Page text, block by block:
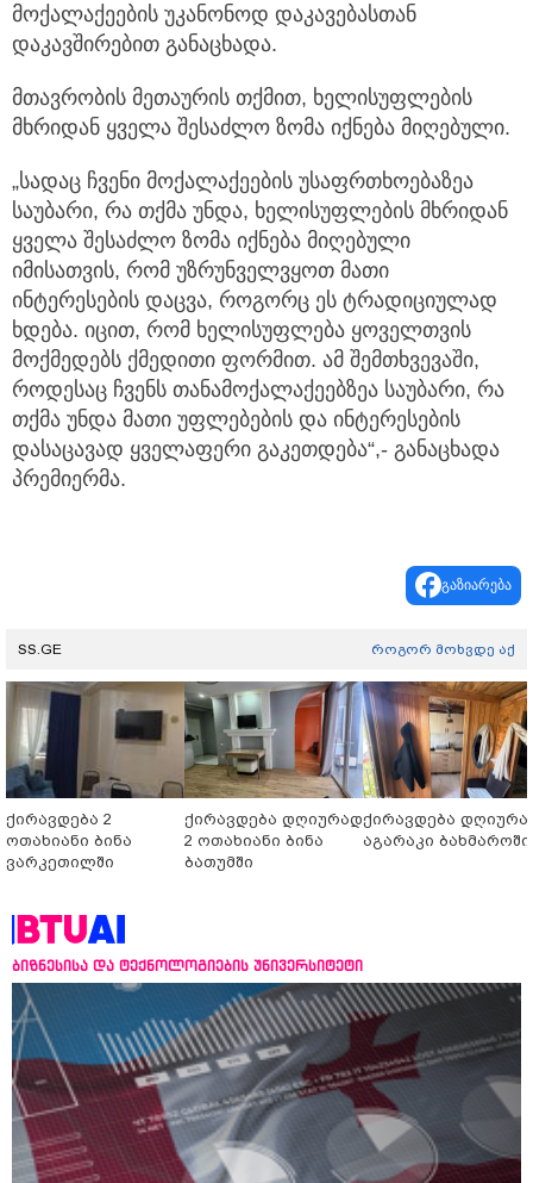
მოქალაქეების უკანონოდ დაკავებასთან
დაკავშირებით განაცხადა.
მთავრობის მეთაურის თქმით, ხელისუფლების
მხრიდან ყველა შესაძლო ზომა იქნება მიღებული.
„სადაც ჩვენი მოქალაქეების უსაფრთხოებაზეა
საუბარი, რა თქმა უნდა, ხელისუფლების მხრიდან
ყველა შესაძლო ზომა იქნება მიღებული
იმისათვის, რომ უზრუნველვყოთ მათი
ინტერესების დაცვა, როგორც ეს ტრადიციულად
ხდება. იცით, რომ ხელისუფლება ყოველთვის
მოქმედებს ქმედითი ფორმით. ამ შემთხვევაში,
როდესაც ჩვენს თანამოქალაქეებზეა საუბარი, რა
თქმა უნდა მათი უფლებების და ინტერესების
დასაცავად ყველაფერი გაკეთდება“,- განაცხადა
პრემიერმა.
გაზიარება
SS.GE როგორ მოხვდე აქ
ქირავდება 2
ოთახიანი ბინა
ვარკეთილში
ქირავდება დღიურად
2 ოთახიანი ბინა
ბათუმში
ქირავდება
აგარაკი ბახმაროში
ბიზნესისა და ტექნოლოგიების უნივერსიტეტი